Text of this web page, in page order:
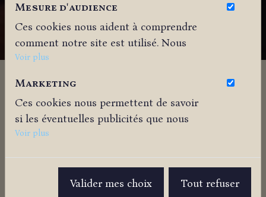
L’artiste Nadjeda Khodossievitch naquit le
23 octobre 1904 à Ossetlschl, ville
Elle deviendra Nadia Léger alors qu’elle
Mesure d'audience
Ces cookies nous aident à comprendre
comment notre site est utilisé. Nous
savons quelles pages sont les plus vues,
essentiels pour nous afin de vous offrir
la meilleure expérience possible.
Voir plus
Marketing
Ces cookies nous permettent de savoir
si les éventuelles publicités que nous
avons pu vous proposer ont été
Voir plus
Valider mes choix Tout refuser